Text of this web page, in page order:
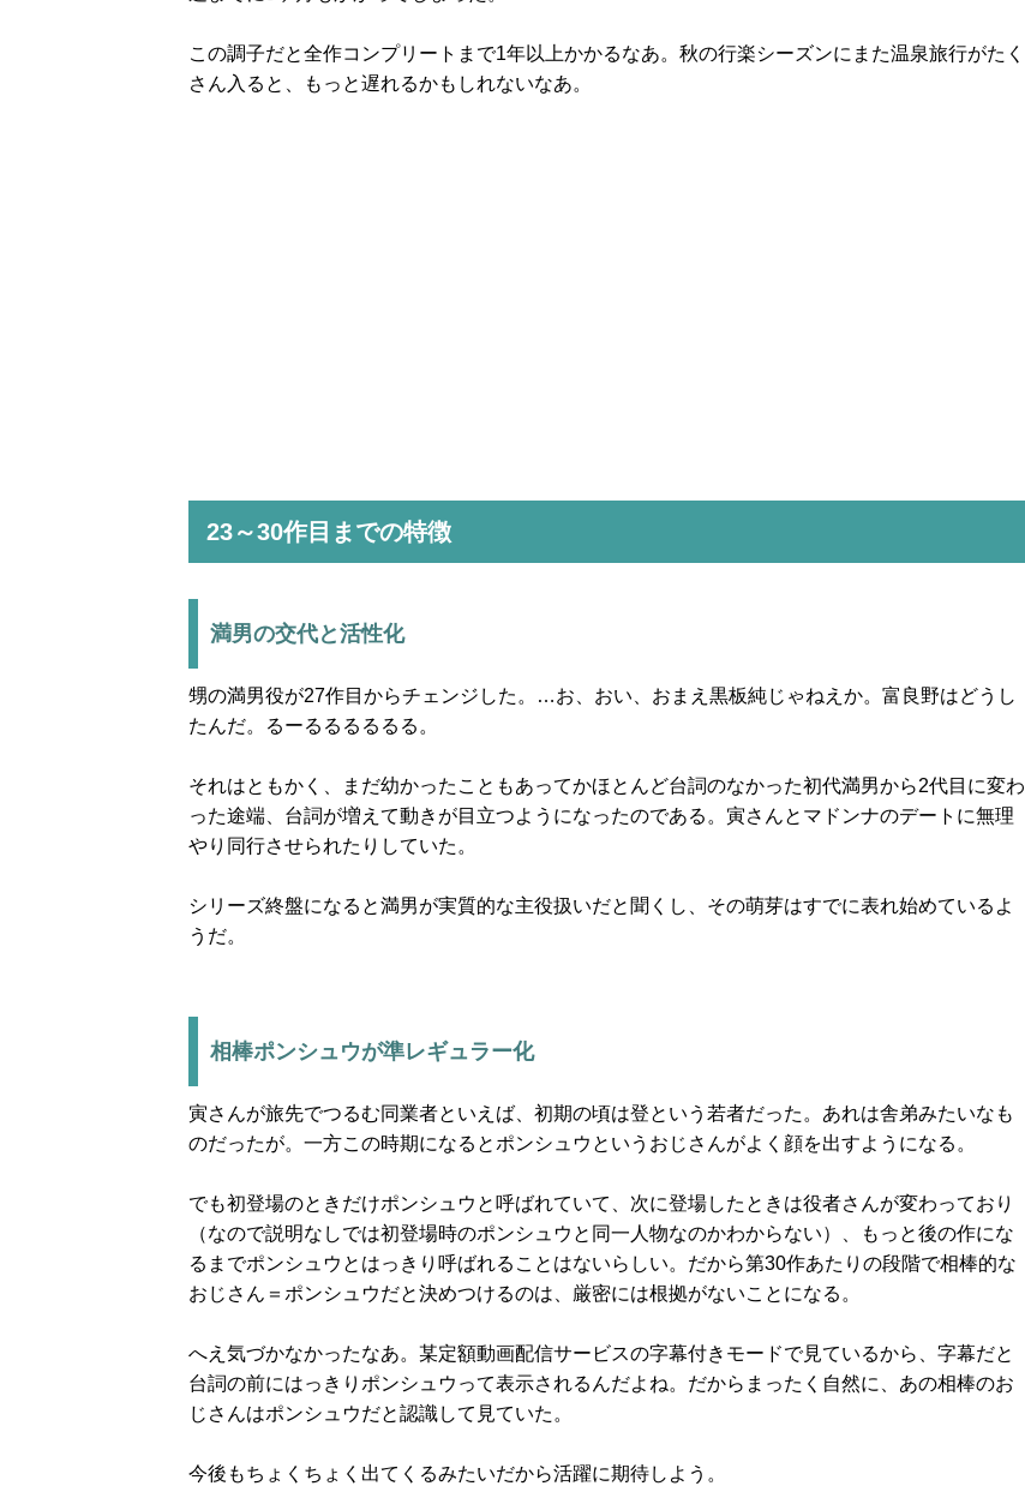
この調子だと全作コンプリートまで1年以上かかるなあ。秋の行楽シーズンにまた温泉旅行がたく
さん入ると、もっと遅れるかもしれないなあ。
23～30作目までの特徴
満男の交代と活性化
甥の満男役が27作目からチェンジした。…お、おい、おまえ黒板純じゃねえか。富良野はどうし
たんだ。るーるるるるるる。
それはともかく、まだ幼かったこともあってかほとんど台詞のなかった初代満男から2代目に変わ
った途端、台詞が増えて動きが目立つようになったのである。寅さんとマドンナのデートに無理
やり同行させられたりしていた。
シリーズ終盤になると満男が実質的な主役扱いだと聞くし、その萌芽はすでに表れ始めているよ
うだ。
相棒ポンシュウが準レギュラー化
寅さんが旅先でつるむ同業者といえば、初期の頃は登という若者だった。あれは舎弟みたいなも
のだったが。一方この時期になるとポンシュウというおじさんがよく顔を出すようになる。
でも初登場のときだけポンシュウと呼ばれていて、次に登場したときは役者さんが変わっており
（なので説明なしでは初登場時のポンシュウと同一人物なのかわからない）、もっと後の作にな
るまでポンシュウとはっきり呼ばれることはないらしい。だから第30作あたりの段階で相棒的な
おじさん＝ポンシュウだと決めつけるのは、厳密には根拠がないことになる。
へえ気づかなかったなあ。某定額動画配信サービスの字幕付きモードで見ているから、字幕だと
台詞の前にはっきりポンシュウって表示されるんだよね。だからまったく自然に、あの相棒のお
じさんはポンシュウだと認識して見ていた。
今後もちょくちょく出てくるみたいだから活躍に期待しよう。